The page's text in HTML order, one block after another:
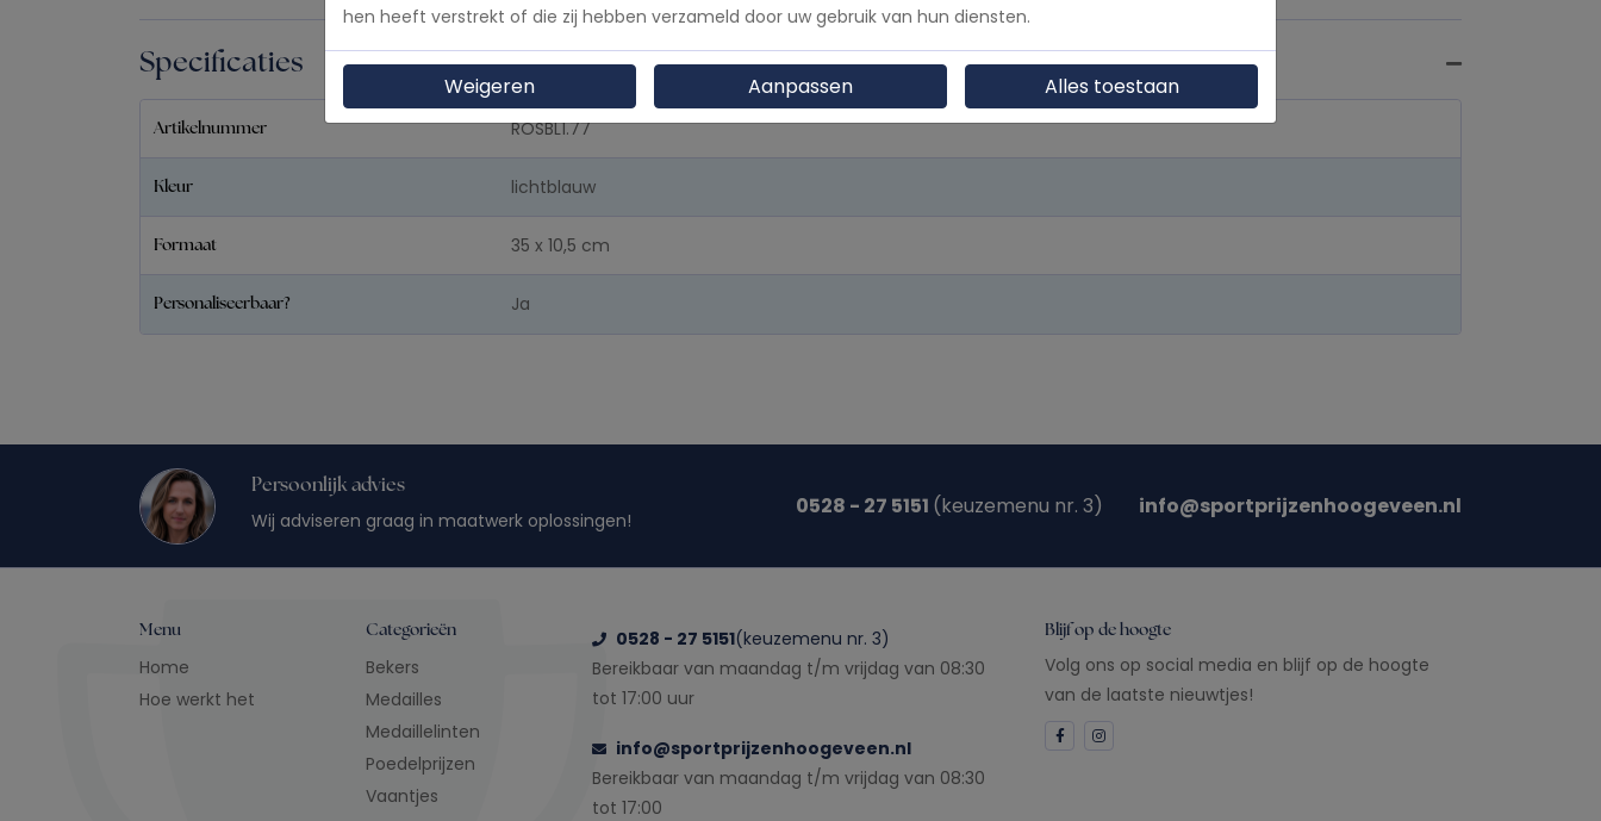
Specificaties
Artikelnummer ROSBL1.77
Kleur lichtblauw
Formaat 35 x 10,5 cm
Personaliseerbaar? Ja
Persoonlijk advies
Wij adviseren graag in maatwerk oplossingen!
0528 - 27 5151 (keuzemenu nr. 3) info@sportprijzenhoogeveen.nl
Menu
Home
Hoe werkt het
Categorieën
Bekers
Medailles
Medaillelinten
Poedelprijzen
Vaantjes
0528 - 27 5151(keuzemenu nr. 3)
Bereikbaar van maandag t/m vrijdag van 08:30
tot 17:00 uur
info@sportprijzenhoogeveen.nl
Bereikbaar van maandag t/m vrijdag van 08:30
tot 17:00
Blijf op de hoogte
Volg ons op social media en blijf op de hoogte
van de laatste nieuwtjes!
hen heeft verstrekt of die zij hebben verzameld door uw gebruik van hun diensten.
Weigeren Aanpassen Alles toestaan